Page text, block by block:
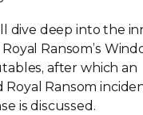
dive deep into the
Ransom’s
after which an
Royal Ransom
is discussed.